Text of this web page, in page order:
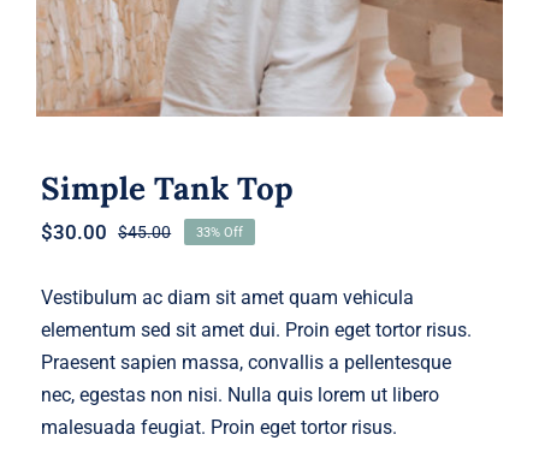
Simple Tank Top
$45.00Original
was:
$30.00
Current
is:
33% Off
Vestibulum ac diam sit amet quam vehicula
elementum sed sit amet dui. Proin eget tortor risus.
Praesent sapien massa, convallis a pellentesque
nec, egestas non nisi. Nulla quis lorem ut libero
malesuada feugiat. Proin eget tortor risus.